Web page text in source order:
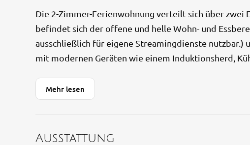
Die 2-Zimmer-Ferienwohnung verteilt sich über zwei
befindet sich der offene und helle Wohn- und
ausschließlich für eigene Streamingdienste nutzbar.)
mit modernen Geräten wie einem Induktionsherd,
Mehr lesen
Ausstattung